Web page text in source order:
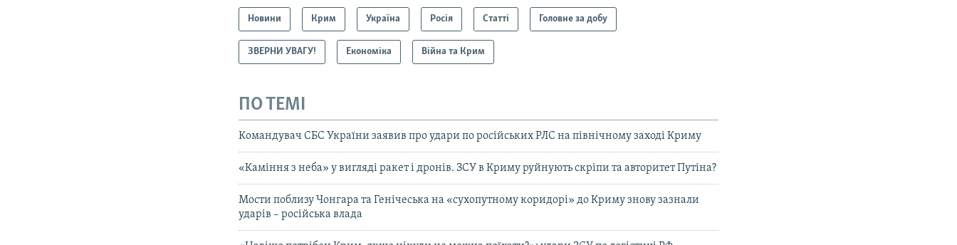
Новини Крим Україна Росія Статті Головне за добу
ЗВЕРНИ УВАГУ! Економіка Війна та Крим
ПО ТЕМІ
Командувач СБС України заявив про удари по російських РЛС на північному заході Криму
«Каміння з неба» у вигляді ракет і дронів. ЗСУ в Криму руйнують скріпи та авторитет Путіна?
Мости поблизу Чонгара та Генічеська на «сухопутному коридорі» до Криму знову зазнали
ударів – російська влада